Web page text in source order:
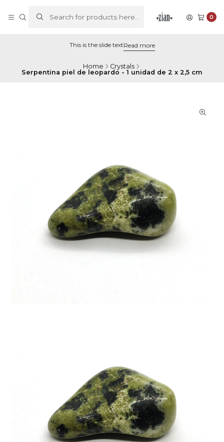
0
This is the slide textRead more
Home
Crystals
Serpentina piel de leopardo - 1 unidad de 2 x 2,5 cm